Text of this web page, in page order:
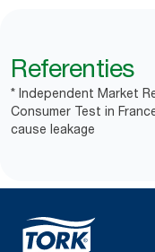
Referenties
* Independent Market
Consumer Test in
cause leakage